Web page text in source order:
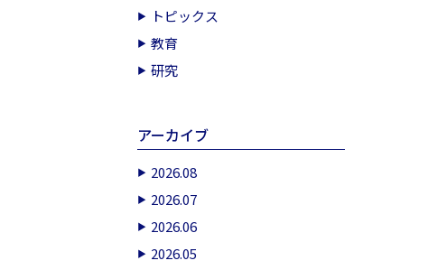
トピックス
教育
研究
アーカイブ
2026.08
2026.07
2026.06
2026.05